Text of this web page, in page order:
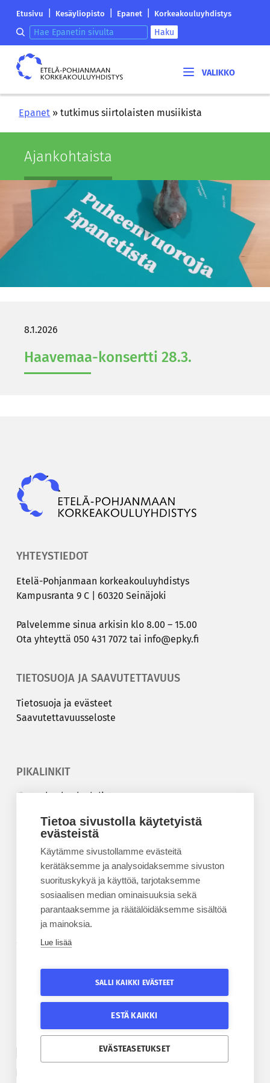
Tietoa sivustolla käytetyistä
evästeistä
Käytämme sivustollamme evästeitä
kerätäksemme ja analysoidaksemme sivuston
suorituskykyä ja käyttöä, tarjotaksemme
sosiaalisen median ominaisuuksia sekä
parantaaksemme ja räätälöidäksemme sisältöä
ja mainoksia.
Lue lisää
SALLI KAIKKI EVÄSTEET
ESTÄ KAIKKI
EVÄSTEASETUKSET
Etelä-
korkeakouluyhdistyksen
saapumissivu
Etusivu Kesäyliopisto Epanet Korkeakouluyhdistys
Hae epanetin sivulta Haku
Etelä-
Pohjanmaan
Epanet »tutkimus siirtolaisten musiikista
Ajan­koh­tais­ta
8.1.2026
Haavemaa-​konsertti 28.3.
YHTEYSTIEDOT
Etelä-​Pohjanmaan kor­kea­kou­lu­yh­dis­tys
Kam­pus­ran­ta 9 C | 60320 Sei­nä­jo­ki
Pal­ve­lem­me sinua ar­ki­sin klo 8.00 – 15.00
Ota yh­teyt­tä 050 431 7072 tai info@epky.fi
TIETOSUOJA JA SAAVUTETTAVUUS
Tie­to­suo­ja ja eväs­teet
Saa­vu­tet­ta­vuus­se­los­te
PIKALINKIT
Korkeakouluyhdistys
Kesäyliopisto
Epanet
BLOGIT
Kesäyliopiston blogi
TILAA UUTISKIRJE
Tilaa kesäyliopiston uutiskirje
Tilaa Epanetin uutiskirje
SEURAA KESÄYLIOPISTOA
Etelä-Pohjanmaan kesäyliopiston Facebook
SEURAA EPANETIA
Epanetin Twitter